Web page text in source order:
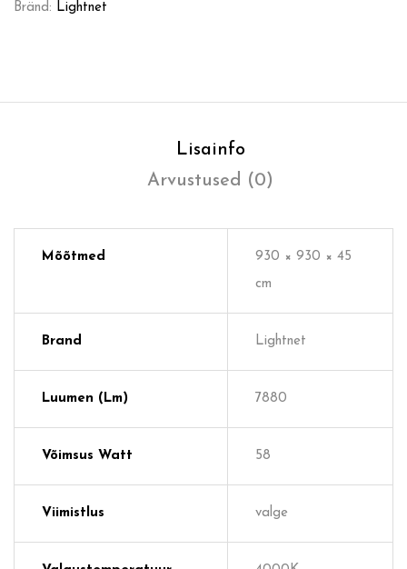
Bränd: Lightnet
Lisainfo
Arvustused (0)
Mõõtmed
930 × 930 × 45
cm
Brand Lightnet
Luumen (lm) 7880
Võimsus Watt 58
Viimistlus valge